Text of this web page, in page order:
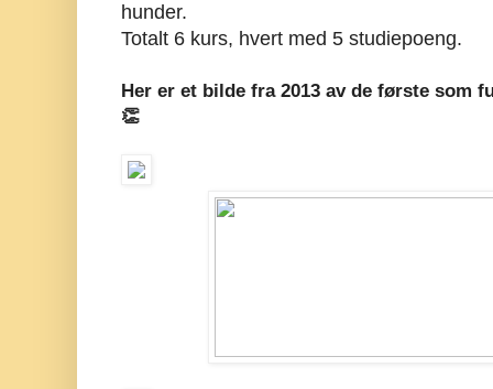
hunder.
Totalt 6 kurs, hvert med 5 studiepoeng.
Her er et bilde fra 2013 av de første som
👏